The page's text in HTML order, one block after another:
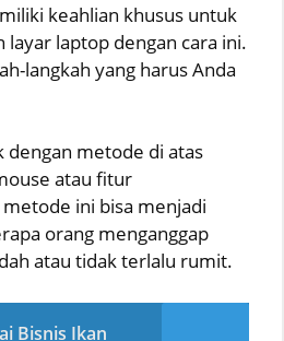
keahlian khusus untuk
laptop dengan cara ini.
langkah yang harus Anda
dengan metode di atas
atau fitur
ini bisa menjadi
orang menganggap
atau tidak terlalu rumit.
Bisnis Ikan